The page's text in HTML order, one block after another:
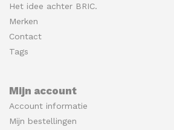
Het idee achter BRIC.
Merken
Contact
Tags
Mijn account
Account informatie
Mijn bestellingen